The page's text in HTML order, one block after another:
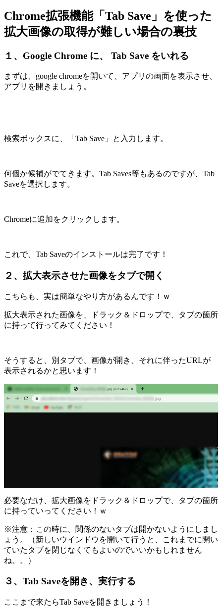
Chrome拡張機能「Tab Save」を使った
拡大画像の取得が難しい場合の裏技
１、Google Chrome に、 Tab Save をいれる
まずは、google chromeを開いて、アプリの画面を表示させ、
アプリを開きましょう。
検索ボックスに、「Tab Save」と入力します。
何個か候補がでてきます。Tab Saves等もあるのですが、Tab
Saveを選択します。
Chromeに追加をクリックします。
これで、Tab Saveのインストールは完了です！
２、拡大表示させた画像をタブで開く
こちらも、実は簡単なやり方があるんです！ｗ
拡大表示された画像を、ドラック＆ドロップで、タブの箇所
に持って行ってみてください！
そうすると、別タブで、画像が開き、それに伴ったURLが
表示されるかと思います！
必要なだけ、拡大画像をドラック＆ドロップで、タブの箇所
に持っていってください！ｗ
※注意：この時に、関係のないタブは開かないようにしまし
ょう。（新しいウインドウを開いて行うと、これまでに開い
ていたタブを閉じなくてもよいのでいいかもしれません
ね。。）
３、Tab Saveを開き、実行する
ここまで来たらTab Saveを開きましょう！